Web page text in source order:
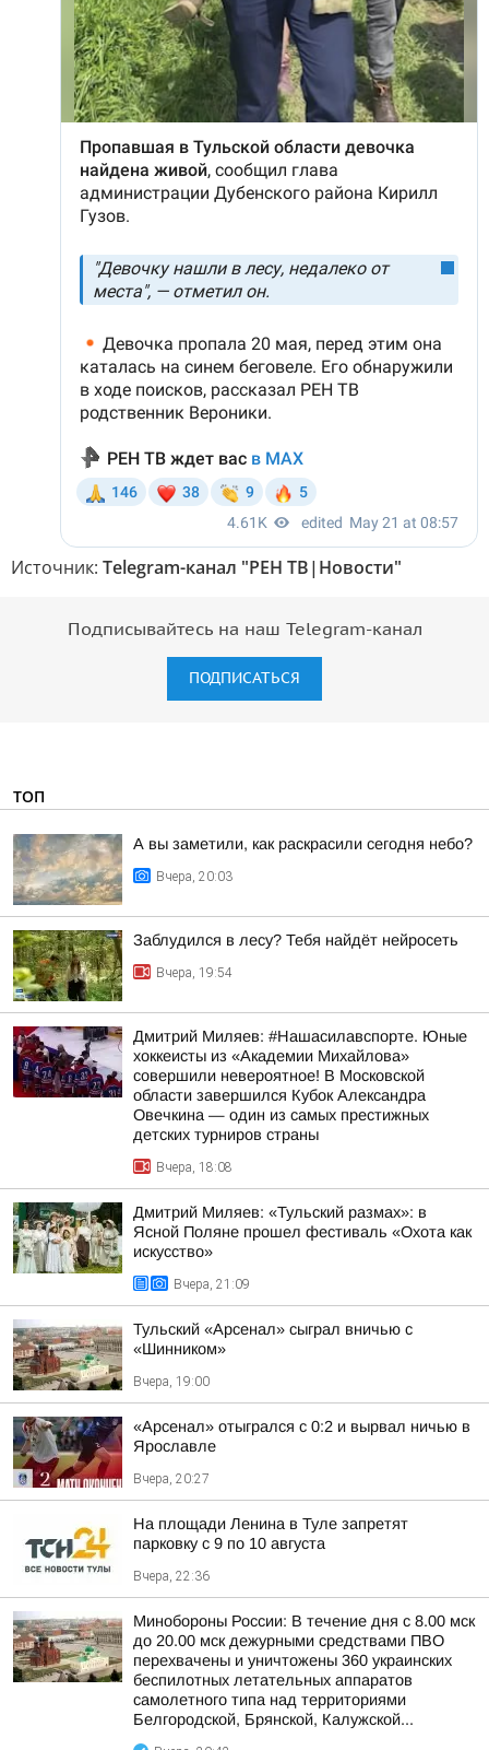
Источник: Telegram-канал "РЕН ТВ|Новости"
Подписывайтесь на наш Telegram-канал
ПОДПИСАТЬСЯ
ТОП
А вы заметили, как раскрасили сегодня небо?
Вчера, 20:03
Заблудился в лесу? Тебя найдёт нейросеть
Вчера, 19:54
Дмитрий Миляев: #Нашасилавспорте. Юные
хоккеисты из «Академии Михайлова»
совершили невероятное! В Московской
области завершился Кубок Александра
Овечкина — один из самых престижных
детских турниров страны
Вчера, 18:08
Дмитрий Миляев: «Тульский размах»: в
Ясной Поляне прошел фестиваль «Охота как
искусство»
Вчера, 21:09
Тульский «Арсенал» сыграл вничью с
«Шинником»
Вчера, 19:00
«Арсенал» отыгрался с 0:2 и вырвал ничью в
Ярославле
Вчера, 20:27
На площади Ленина в Туле запретят
парковку с 9 по 10 августа
Вчера, 22:36
Минобороны России: В течение дня с 8.00 мск
до 20.00 мск дежурными средствами ПВО
перехвачены и уничтожены 360 украинских
беспилотных летательных аппаратов
самолетного типа над территориями
Белгородской, Брянской, Калужской...